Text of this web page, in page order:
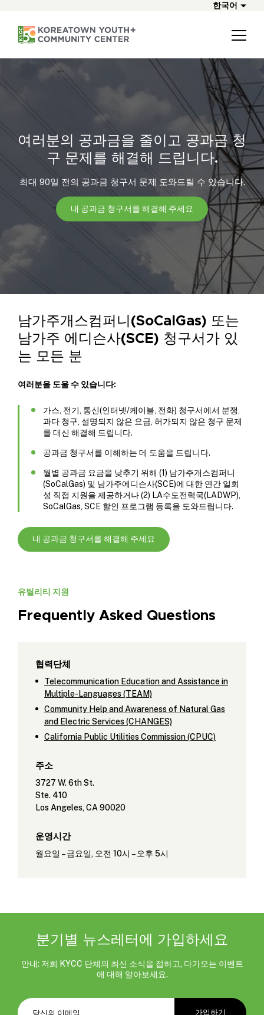
한국어
여러분의 공과금을 줄이고 공과금 청
구 문제를 해결해 드립니다.
최대 90일 전의 공과금 청구서 문제 도와드릴 수 있습니다.
내 공과금 청구서를 해결해 주세요
남가주개스컴퍼니(SoCalGas) 또는
남가주 에디슨사(SCE) 청구서가 있
는 모든 분
여러분을 도울 수 있습니다:
가스, 전기, 통신(인터넷/케이블, 전화) 청구서에서 분쟁,
과다 청구, 설명되지 않은 요금, 허가되지 않은 청구 문제
를 대신 해결해 드립니다.
공과금 청구서를 이해하는 데 도움을 드립니다.
월별 공과금 요금을 낮추기 위해 (1) 남가주개스컴퍼니
(SoCalGas) 및 남가주에디슨사(SCE)에 대한 연간 일회
성 직접 지원을 제공하거나 (2) LA수도전력국(LADWP),
SoCalGas, SCE 할인 프로그램 등록을 도와드립니다.
내 공과금 청구서를 해결해 주세요
유틸리티 지원
Frequently Asked Questions
협력단체
Telecommunication Education and Assistance in
Multiple-Languages (TEAM)
Community Help and Awareness of Natural Gas
and Electric Services (CHANGES)
California Public Utilities Commission (CPUC)
주소
3727 W. 6th St.
Ste. 410
Los Angeles, CA 90020
운영시간
월요일 – 금요일, 오전 10시 – 오후 5시
분기별 뉴스레터에 가입하세요
안내: 저희 KYCC 단체의 최신 소식을 접하고, 다가오는 이벤트
에 대해 알아보세요.